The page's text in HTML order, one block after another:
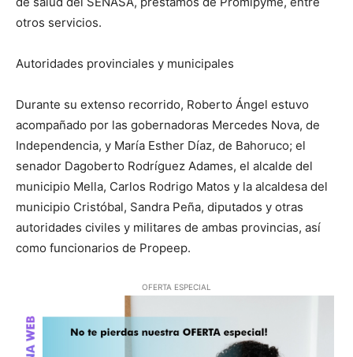
otros servicios.
Autoridades provinciales y municipales
Durante su extenso recorrido, Roberto Ángel estuvo
acompañado por las gobernadoras Mercedes Nova, de
Independencia, y María Esther Díaz, de Bahoruco; el
senador Dagoberto Rodríguez Adames, el alcalde del
municipio Mella, Carlos Rodrigo Matos y la alcaldesa del
municipio Cristóbal, Sandra Peña, diputados y otras
autoridades civiles y militares de ambas provincias, así
como funcionarios de Propeep.
OFERTA ESPECIAL